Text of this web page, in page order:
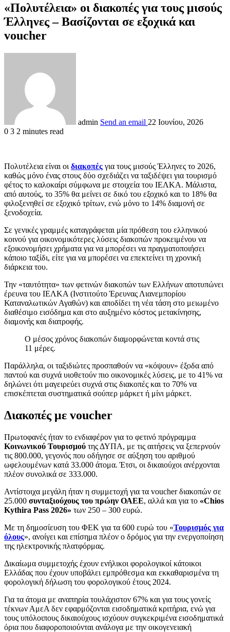
«Πολυτέλεια» οι διακοπές για τους μισούς
Έλληνες – Βασίζονται σε εξοχικά και
voucher
admin Send an email 22 Ιουνίου, 2026
0 3 2 minutes read
Πολυτέλεια είναι οι διακοπές για τους μισούς Έλληνες το 2026,
καθώς μόνο ένας στους δύο σχεδιάζει να ταξιδέψει για τουρισμό
φέτος το καλοκαίρι σύμφωνα με στοιχεία του ΙΕΛΚΑ. Μάλιστα,
από αυτούς, το 35% θα μείνει σε δικό του εξοχικό και το 18% θα
φιλοξενηθεί σε εξοχικό τρίτων, ενώ μόνο το 14% διαμονή σε
ξενοδοχεία.
Σε γενικές γραμμές καταγράφεται μία πρόθεση του ελληνικού
κοινού για οικονομικότερες λύσεις διακοπών προκειμένου να
εξοικονομήσει χρήματα για να μπορέσει να πραγματοποιήσει
κάποιο ταξίδι, είτε για να μπορέσει να επεκτείνει τη χρονική
διάρκεια του.
Την «ταυτότητα» των φετινών διακοπών των Ελλήνων αποτυπώνει
έρευνα του ΙΕΛΚΑ (Ινστιτούτο Έρευνας Λιανεμπορίου
Καταναλωτικών Αγαθών) και αποδίδει τη νέα τάση στο μειωμένο
διαθέσιμο εισόδημα και στο αυξημένο κόστος μετακίνησης,
διαμονής και διατροφής.
Ο μέσος χρόνος διακοπών διαμορφώνεται κοντά στις
11 μέρες.
Παράλληλα, οι ταξιδιώτες προσπαθούν να «κόψουν» έξοδα από
παντού και συχνά υιοθετούν πιο οικονομικές λύσεις, με το 41% να
δηλώνει ότι μαγειρεύει συχνά στις διακοπές και το 70% να
επισκέπτεται συστηματικά σούπερ μάρκετ ή μίνι μάρκετ.
Διακοπές με voucher
Πρωτοφανές ήταν το ενδιαφέρον για το φετινό πρόγραμμα
Κοινωνικού Τουρισμού της ΔΥΠΑ, με τις αιτήσεις να ξεπερνούν
τις 800.000, γεγονός που οδήγησε σε αύξηση του αριθμού
ωφελουμένων κατά 33.000 άτομα. Έτσι, οι δικαιούχοι ανέρχονται
πλέον συνολικά σε 333.000.
Αντίστοιχα μεγάλη ήταν η συμμετοχή για τα voucher διακοπών σε
25.000 συνταξιούχους του πρώην ΟΑΕΕ, αλλά και για το «Chios
Kythira Pass 2026» των 250 – 300 ευρώ.
Με τη δημοσίευση του ΦΕΚ για τα 600 ευρώ του «Τουρισμός για
όλους», ανοίγει και επίσημα πλέον ο δρόμος για την ενεργοποίηση
της ηλεκτρονικής πλατφόρμας.
Δικαίωμα συμμετοχής έχουν ενήλικοι φορολογικοί κάτοικοι
Ελλάδας που έχουν υποβάλει εμπρόθεσμα και εκκαθαρισμένα τη
φορολογική δήλωση του φορολογικού έτους 2024.
Για τα άτομα με αναπηρία τουλάχιστον 67% και για τους γονείς
τέκνων ΑμεΑ δεν εφαρμόζονται εισοδηματικά κριτήρια, ενώ για
τους υπόλοιπους δικαιούχους ισχύουν συγκεκριμένα εισοδηματικά
όρια που διαφοροποιούνται ανάλογα με την οικογενειακή